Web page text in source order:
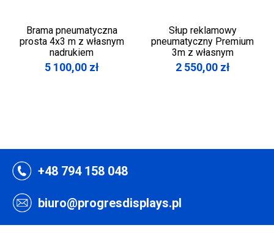
Brama pneumatyczna
prosta 4x3 m z własnym
nadrukiem
5 100,00 zł
Słup reklamowy
pneumatyczny Premium
3m z własnym
wydrukiem
2 550,00 zł
+48 794 158 048
biuro@progresdisplays.pl